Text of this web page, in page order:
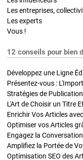
Les entreprises,
Les experts
Vous !
12 conseils pour bien
Développez une Ligne
Présentez-vous :
L'Art de Choisir un Titre
Optimiser vos Articles
Engagez la
Amplifiez la Portée de